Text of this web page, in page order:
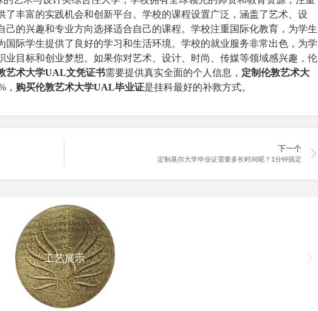
丰富的实践机会和创新平台。学校的课程设置广泛，涵盖了艺术、设
的兴趣和专业方向选择适合自己的课程。学校注重国际化教育，为学生
际学生提供了良好的学习和生活环境。学校的就业服务非常出色，为学
目标和创业梦想。如果你对艺术、设计、时尚、传媒等领域感兴趣，伦
艺术大学UAL文凭证书需要提供真实全面的个人信息， 定制伦敦艺术大
， 购买伦敦艺术大学UAL毕业证是挂科最好的补救方式。
下一个
定制基尔大学毕业证需要多长时间呢？1分钟搞定
工艺展示